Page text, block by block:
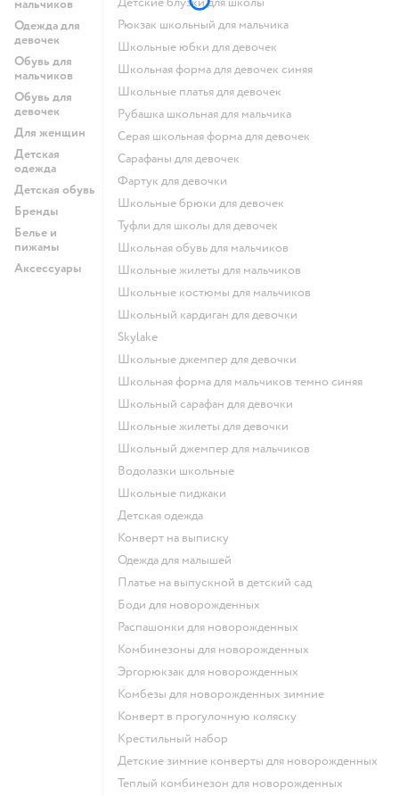
мальчиков
Одежда для
девочек
Обувь для
мальчиков
Обувь для
девочек
Для женщин
Детская
одежда
Детская обувь
Бренды
Белье и
пижамы
Аксессуары
Рюкзак школьный для мальчика
Школьные юбки для девочек
Школьная форма для девочек синяя
Школьные платья для девочек
Рубашка школьная для мальчика
Серая школьная форма для девочек
Сарафаны для девочек
Фартук для девочки
Школьные брюки для девочек
Туфли для школы для девочек
Школьная обувь для мальчиков
Школьные жилеты для мальчиков
Школьные костюмы для мальчиков
Школьный кардиган для девочки
Skylake
Школьные джемпер для девочки
Школьная форма для мальчиков темно синяя
Школьный сарафан для девочки
Школьные жилеты для девочки
Школьный джемпер для мальчиков
Водолазки школьные
Школьные пиджаки
Детская одежда
Конверт на выписку
Одежда для малышей
Платье на выпускной в детский сад
Боди для новорожденных
Распашонки для новорожденных
Комбинезоны для новорожденных
Эргорюкзак для новорожденных
Комбезы для новорожденных зимние
Конверт в прогулочную коляску
Крестильный набор
Детские зимние конверты для новорожденных
Теплый комбинезон для новорожденных